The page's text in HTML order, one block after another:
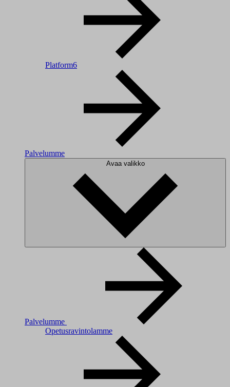
Platform6
Palvelumme
Avaa valikko
Palvelumme
Opetusravintolamme